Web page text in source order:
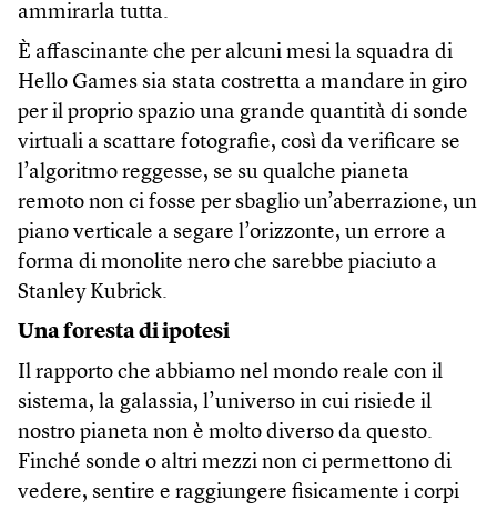
ammirarla tutta.
È affascinante che per alcuni mesi la squadra di
Hello Games sia stata costretta a mandare in giro
per il proprio spazio una grande quantità di sonde
virtuali a scattare fotografie, così da verificare se
l’algoritmo reggesse, se su qualche pianeta
remoto non ci fosse per sbaglio un’aberrazione, un
piano verticale a segare l’orizzonte, un errore a
forma di monolite nero che sarebbe piaciuto a
Stanley Kubrick.
Una foresta di ipotesi
Il rapporto che abbiamo nel mondo reale con il
sistema, la galassia, l’universo in cui risiede il
nostro pianeta non è molto diverso da questo.
Finché sonde o altri mezzi non ci permettono di
vedere, sentire e raggiungere fisicamente i corpi